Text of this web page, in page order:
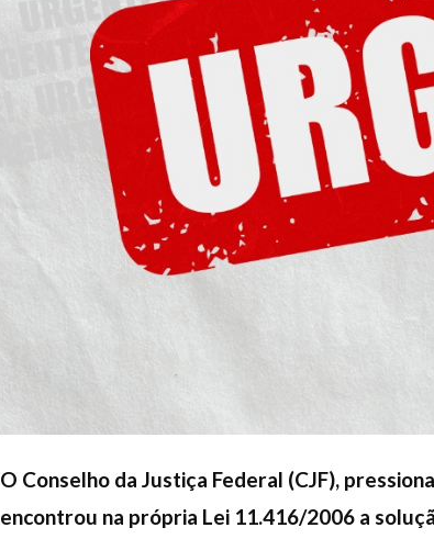
O Conselho da Justiça Federal (CJF),
encontrou na própria Lei 11.416/2006 a